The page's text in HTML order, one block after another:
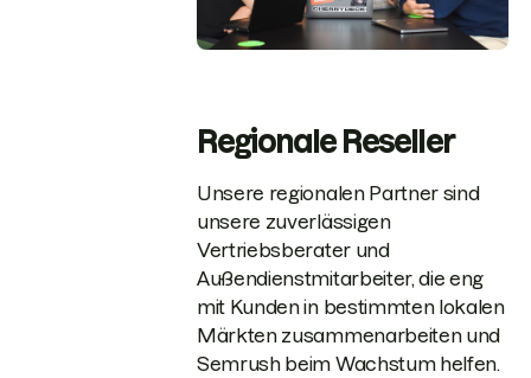
Regionale Reseller
Unsere regionalen Partner sind
unsere zuverlässigen
Vertriebsberater und
Außendienstmitarbeiter, die eng
mit Kunden in bestimmten lokalen
Märkten zusammenarbeiten und
Semrush beim Wachstum helfen.